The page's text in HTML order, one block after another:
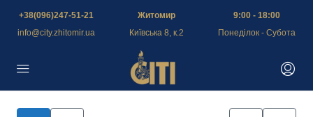
+38(096)247-51-21
info@city.zhitomir.ua
Житомир
Київська 8, к.2
9:00 - 18:00
Понеділок - Субота